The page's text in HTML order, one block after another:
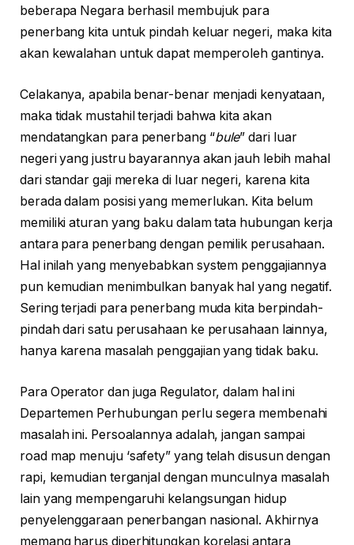
beberapa Negara berhasil membujuk para
penerbang kita untuk pindah keluar negeri, maka kita
akan kewalahan untuk dapat memperoleh gantinya.
Celakanya, apabila benar-benar menjadi kenyataan,
maka tidak mustahil terjadi bahwa kita akan
mendatangkan para penerbang “bule” dari luar
negeri yang justru bayarannya akan jauh lebih mahal
dari standar gaji mereka di luar negeri, karena kita
berada dalam posisi yang memerlukan. Kita belum
memiliki aturan yang baku dalam tata hubungan kerja
antara para penerbang dengan pemilik perusahaan.
Hal inilah yang menyebabkan system penggajiannya
pun kemudian menimbulkan banyak hal yang negatif.
Sering terjadi para penerbang muda kita berpindah-
pindah dari satu perusahaan ke perusahaan lainnya,
hanya karena masalah penggajian yang tidak baku.
Para Operator dan juga Regulator, dalam hal ini
Departemen Perhubungan perlu segera membenahi
masalah ini. Persoalannya adalah, jangan sampai
road map menuju ‘safety” yang telah disusun dengan
rapi, kemudian terganjal dengan munculnya masalah
lain yang mempengaruhi kelangsungan hidup
penyelenggaraan penerbangan nasional. Akhirnya
memang harus diperhitungkan korelasi antara